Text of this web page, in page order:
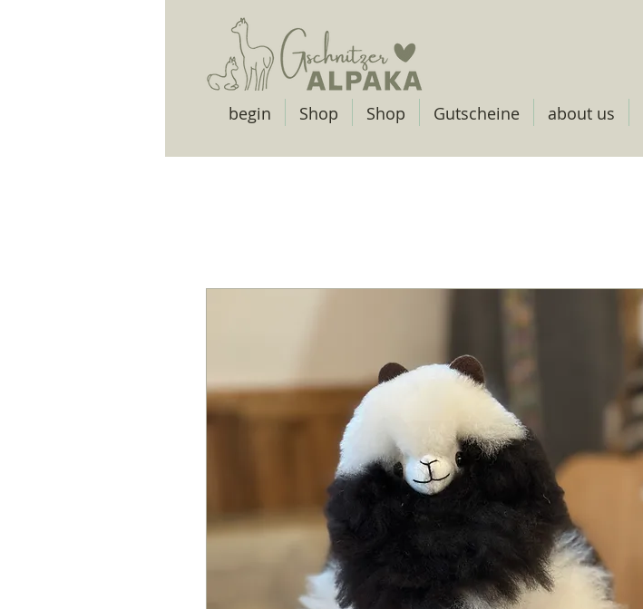
begin Shop Shop Gutscheine about us